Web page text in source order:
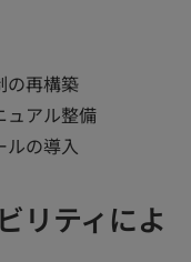
の再構築
ュアル整備
の導入
リティによ